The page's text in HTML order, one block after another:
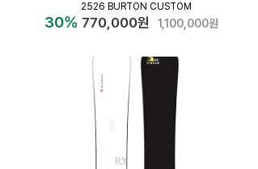
2526 BURTON CUSTOM
30% 770,000원 1,100,000원